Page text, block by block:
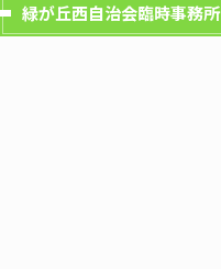
緑が丘西自治会臨時事務所